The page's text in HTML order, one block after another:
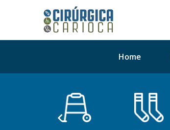
Home